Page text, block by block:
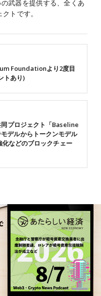
武器を提供する、全くあ
トです。
プロジェクト「Baseline
デルからトークンモデル
などのブロックチェー
Foundationより2度目
トあり)